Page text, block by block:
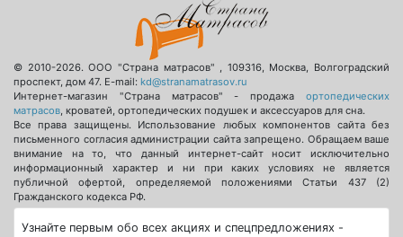
© 2010-2026.ООО "Страна матрасов" , 109316, Москва, Волгоградский
проспект, дом 47. E-mail: kd@stranamatrasov.ru
Интернет-магазин "Страна матрасов" - продажа ортопедических
матрасов, кроватей, ортопедических подушек и аксессуаров для сна.
Все права защищены. Использование любых компонентов сайта без
письменного согласия администрации сайта запрещено. Обращаем ваше
внимание на то, что данный интернет-сайт носит исключительно
информационный характер и ни при каких условиях не является
публичной офертой, определяемой положениями Статьи 437 (2)
Гражданского кодекса РФ.
Узнайте первым обо всех акциях и спецпредложениях -